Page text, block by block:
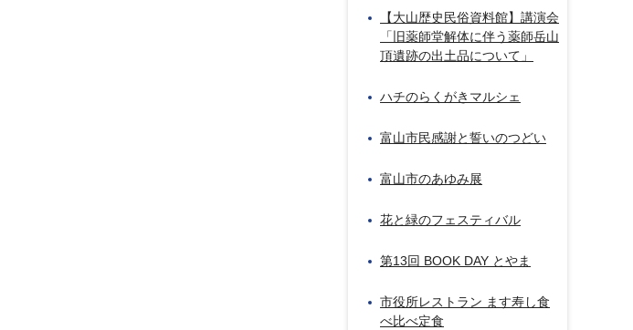
【大山歴史民俗資料館】講演会
「旧薬師堂解体に伴う薬師岳山
頂遺跡の出土品について」
ハチのらくがきマルシェ
富山市民感謝と誓いのつどい
富山市のあゆみ展
花と緑のフェスティバル
第13回 BOOK DAY とやま
市役所レストラン ます寿し食
べ比べ定食